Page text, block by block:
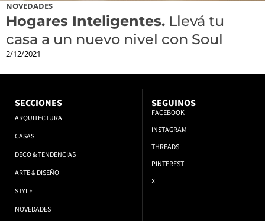
NOVEDADES
Hogares Inteligentes. Llevá tu
casa a un nuevo nivel con Soul
2/12/2021
SECCIONES
ARQUITECTURA
CASAS
DECO & TENDENCIAS
ARTE & DISEÑO
STYLE
NOVEDADES
SEGUINOS
FACEBOOK
INSTAGRAM
THREADS
PINTEREST
X